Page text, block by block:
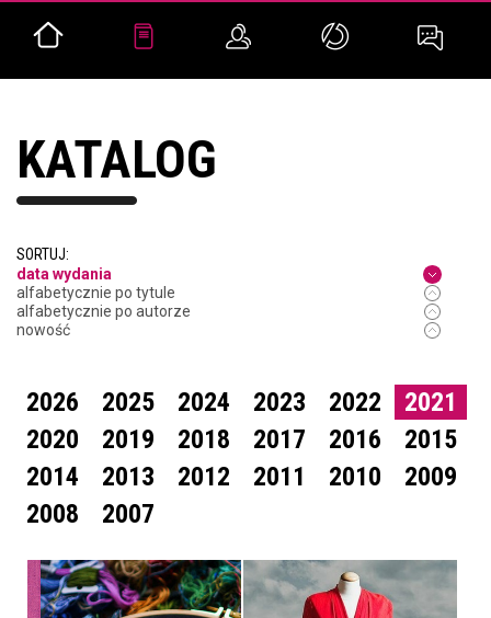
KATALOG
SORTUJ:
data wydania
alfabetycznie po tytule
alfabetycznie po autorze
nowość
2026 2025 2024 2023 2022
2021
2020
2019 2018 2017 2016
2015
2014
2013 2012 2011 2010
2009
2008
2007